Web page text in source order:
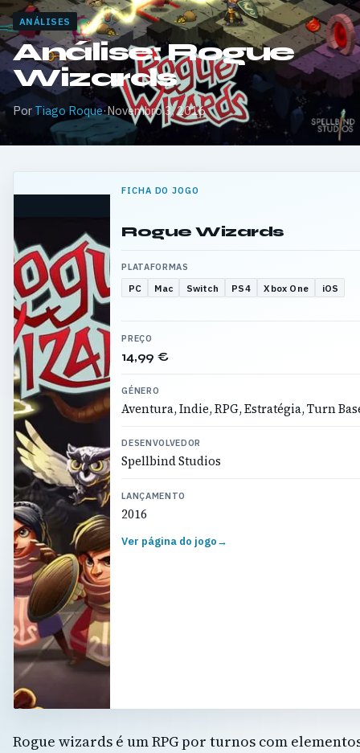
ANÁLISES
Análise: Rogue
Wizards
Por Tiago Roque·Novembro 3, 2016
FICHA DO JOGO
Rogue Wizards
PLATAFORMAS
PC Mac Switch PS4 Xbox One iOS
PREÇO
14,99 €
GÉNERO
Aventura, Indie, RPG, Estratégia, Turn
DESENVOLVEDOR
Spellbind Studios
LANÇAMENTO
2016
Ver página do jogo→
Rogue wizards é um RPG por turnos com